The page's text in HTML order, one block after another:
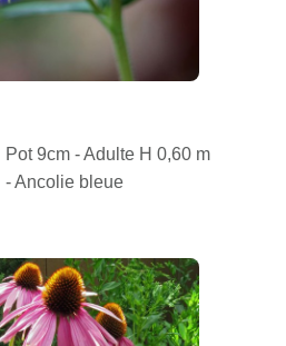
Pot 9cm - Adulte H 0,60 m
- Ancolie bleue